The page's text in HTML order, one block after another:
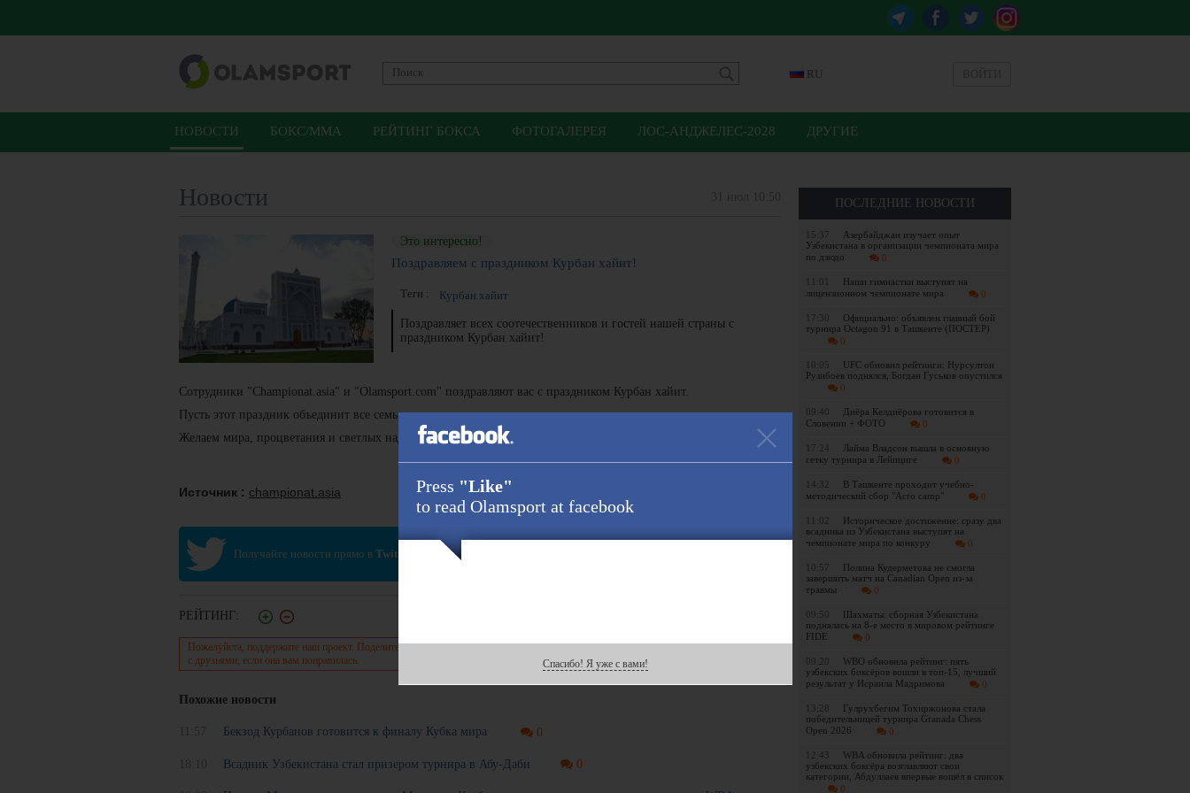
RU
НОВОСТИ БОКС/ММА РЕЙТИНГ БОКСА ФОТОГАЛЕРЕЯ ЛОС-АНДЖЕЛЕС-2028 ДРУГИЕ
ПОСЛЕДНИЕ НОВОСТИ
15:37
Азербайджан изучает опыт
Узбекистана в организации чемпионата мира
по дзюдо
0
11:01
Наши гимнастки выступят на
лицензионном чемпионате мира
0
17:30
Официально: объявлен главный бой
турнира Octagon 91 в Ташкенте (ПОСТЕР)
0
10:05
UFC обновил рейтинги: Нурсултон
Рузибоев поднялся, Богдан Гуськов опустился
0
09:40
Диёра Келдиёрова готовится в
Словении + ФОТО
0
17:24
Лайма Владсон вышла в основную
сетку турнира в Лейпциге
0
14:32
В Ташкенте проходит учебно-
методический сбор "Acro camp"
0
11:02
Историческое достижение: сразу два
всадника из Узбекистана выступят на
чемпионате мира по конкуру
0
10:57
Полина Кудерметова не смогла
завершить матч на Canadian Open из-за
травмы
0
09:50
Шахматы: сборная Узбекистана
поднялась на 8-е место в мировом рейтинге
FIDE
0
09:20
WBO обновила рейтинг: пять
узбекских боксёров вошли в топ-15, лучший
результат у Исраила Мадримова
0
13:28
Гулрухбегим Тохиржонова стала
победительницей турнира Granada Chess
Open 2026
0
12:43
WBA обновила рейтинг: два
узбекских боксёра возглавляют свои
категории, Абдуллаев впервые вошёл в список
0
Новости
Это интересно!
Поздравляем с праздником Курбан хайит!
Теги : Курбан хайит
Поздравляет всех соотечественников и гостей нашей страны с
праздником Курбан хайит!
Сотрудники "Championat.asia" и "Olamsport.com" поздравляют вас с праздником Курбан хайит.
Пусть этот праздник объединит все семьи, укрепит веру и станет поводом для радости.
Желаем мира, процветания и светлых надежд!
Источник : championat.asia
Получайте новости прямо в Twitter
РЕЙТИНГ:
Пожалуйста, поддержите наш проект. Поделитесь данной новостью
с друзьями, если она вам понравилась.
Похожие новости
Бекзод Курбанов готовится к финалу Кубка мира 0
Всадник Узбекистана стал призером турнира в Абу-Даби 0
Press "Like"
to read Olamsport at facebook
Спасибо! Я уже с вами!